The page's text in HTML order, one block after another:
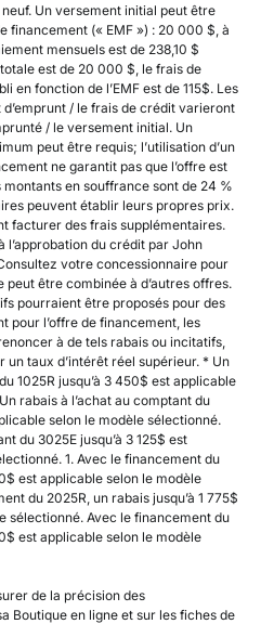
Un versement initial peut être
financement (« EMF ») : 20 000 $, à
mensuels est de 238,10 $
est de 20 000 $, le frais de
en fonction de l’EMF est de 115$. Les
/ le frais de crédit varieront
/ le versement initial. Un
peut être requis; l’utilisation d’un
ne garantit pas que l’offre est
en souffrance sont de 24 %
peuvent établir leurs propres prix.
facturer des frais supplémentaires.
l’approbation du crédit par John
votre concessionnaire pour
être combinée à d’autres offres.
pourraient être proposés pour des
pour l’offre de financement, les
à de tels rabais ou incitatifs,
taux d’intérêt réel supérieur. * Un
1025R jusqu’à 3 450$ est applicable
rabais à l’achat au comptant du
selon le modèle sélectionné.
du 3025E jusqu’à 3 125$ est
1. Avec le financement du
est applicable selon le modèle
du 2025R, un rabais jusqu’à 1 775$
sélectionné. Avec le financement du
est applicable selon le modèle
de la précision des
Boutique en ligne et sur les fiches de